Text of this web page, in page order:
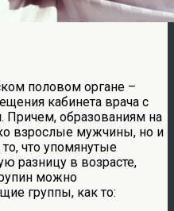
половом органе –
кабинета врача с
Причем, образованиям на
взрослые мужчины, но и
что упомянутые
разницу в возрасте,
можно
группы, как то: